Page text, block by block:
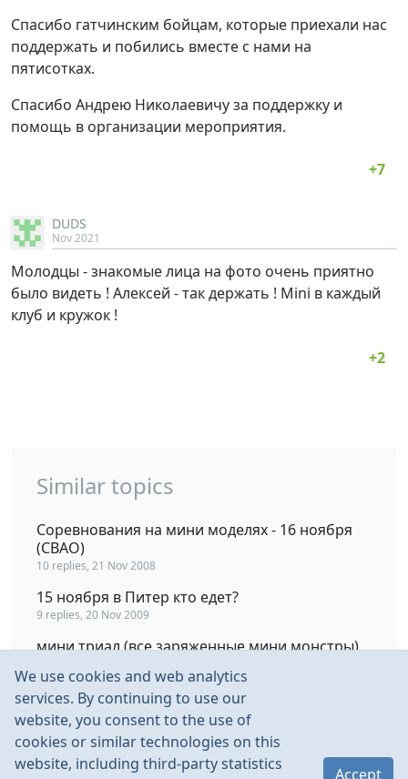
Спасибо гатчинским бойцам, которые приехали нас
поддержать и побились вместе с нами на
пятисотках.
Спасибо Андрею Николаевичу за поддержку и
помощь в организации мероприятия.
DUDS
Nov 2021
Молодцы - знакомые лица на фото очень приятно
было видеть ! Алексей - так держать ! Mini в каждый
клуб и кружок !
Similar topics
Соревнования на мини моделях - 16 ноября
(СВАО)
10 replies, 21 Nov 2008
15 ноября в Питер кто едет?
9 replies, 20 Nov 2009
мини триал (все заряженные мини монстры)
Регулятор от мини-т для мини-з монстра.
13 replies, 28 Dec 2005
Гонки мини в Питере.
12 replies, 28 Feb 2007
We use cookies and web analytics
services. By continuing to use our
website, you consent to the use of
cookies or similar technologies on this
website, including third-party statistics
Accept